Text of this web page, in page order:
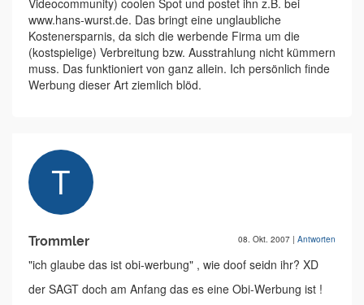
Videocommunity) coolen Spot und postet ihn z.B. bei
www.hans-wurst.de. Das bringt eine unglaubliche
Kostenersparnis, da sich die werbende Firma um die
(kostspielige) Verbreitung bzw. Ausstrahlung nicht kümmern
muss. Das funktioniert von ganz allein. Ich persönlich finde
Werbung dieser Art ziemlich blöd.
Trommler 08. Okt. 2007 | Antworten
"ich glaube das ist obi-werbung" , wie doof seidn ihr? XD
der SAGT doch am Anfang das es eine Obi-Werbung ist !